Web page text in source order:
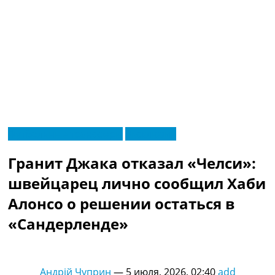
МенюНовости футбола
Видео
Трансферы
Новости футбола Украины
Последние комментарии
Конкурс прогнозов
Гранит Джака отказал «Челси»:
швейцарец лично сообщил Хаби
Алонсо о решении остаться в
«Сандерленде»
Андрій Чуприн — 5 июля, 2026, 02:40add